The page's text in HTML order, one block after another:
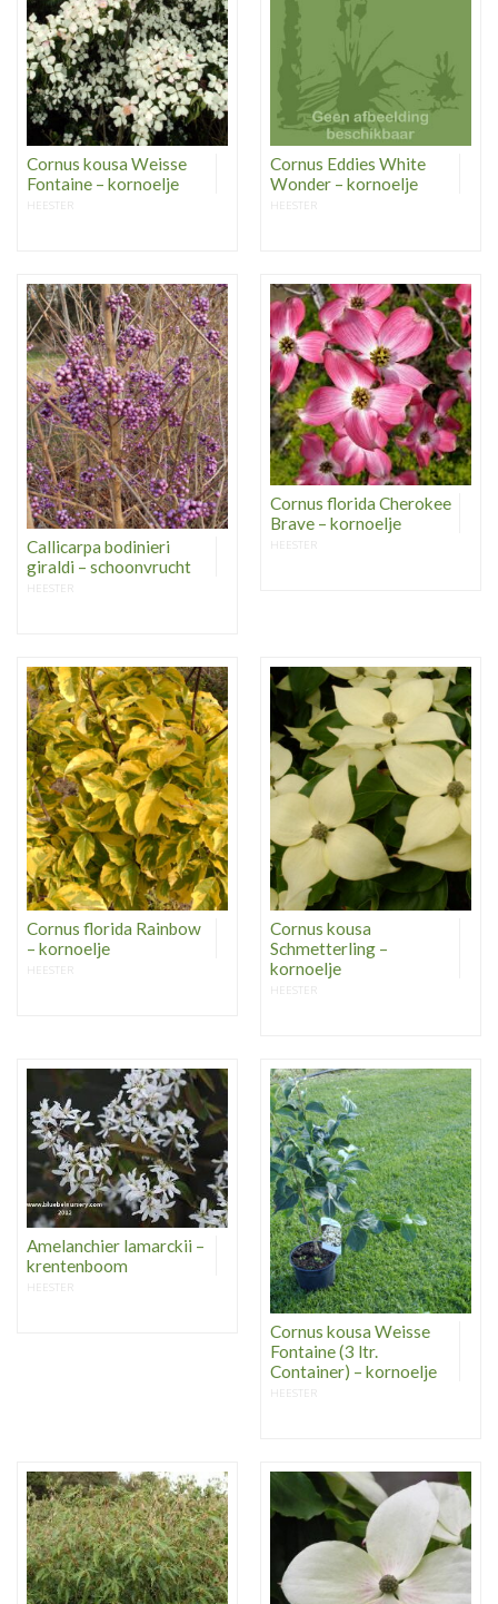
Cornus kousa Weisse
Fontaine – kornoelje
HEESTER
Cornus Eddies White
Wonder – kornoelje
HEESTER
Callicarpa bodinieri
giraldi – schoonvrucht
HEESTER
Cornus florida Cherokee
Brave – kornoelje
HEESTER
Cornus florida Rainbow
– kornoelje
HEESTER
Cornus kousa
Schmetterling –
kornoelje
HEESTER
Amelanchier lamarckii –
krentenboom
HEESTER
Cornus kousa Weisse
Fontaine (3 ltr.
Container) – kornoelje
HEESTER